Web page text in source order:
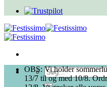
Søg
efter:
OBS: Vi holder
13/7 til og med 10/8.